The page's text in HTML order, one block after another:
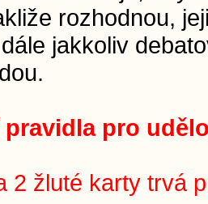
rozhodnou,
jakkoliv
pravidla pro
2 žluté karty trvá